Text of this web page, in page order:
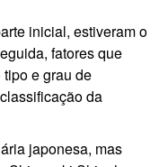
inicial, estiveram o
fatores que
e grau de
da
japonesa, mas